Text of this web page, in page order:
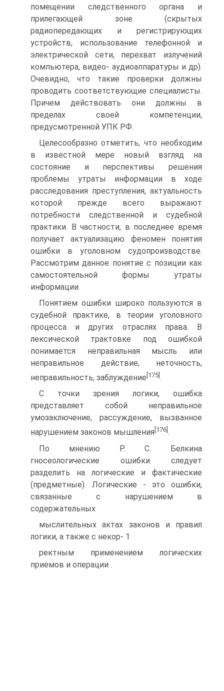
помещении следственного органа и
прилегающей зоне (скрытых
радиопередающих и регистрирующих
устройств, использование телефонной и
электрической сети, перехват излучений
компьютера, видео- аудиоаппаратуры и др).
Очевидно, что такие проверки должны
проводить соответствующие специалисты.
Причем действовать они должны в
пределах своей компетенции,
предусмотренной УПК РФ.
Целесообразно отметить, что необходим
в известной мере новый взгляд на
состояние и перспективы решения
проблемы утраты информации в ходе
расследования преступления, актуальность
которой прежде всего выражают
потребности следственной и судебной
практики. В частности, в последнее время
получает актуализацию феномен понятия
ошибки в уголовном судопроизводстве.
Рассмотрим данное понятие с позиции как
самостоятельной формы утраты
информации.
Понятием ошибки широко пользуются в
судебной практике, в теории уголовного
процесса и других отраслях права. В
лексической трактовке под ошибкой
понимается неправильная мысль или
неправильное действие, неточность,
неправильность, заблуждение [175] .
С точки зрения логики, ошибка
представляет собой неправильное
умозаключение, рассуждение, вызванное
нарушением законов мышления [176] .
По мнению Р. С. Белкина
гносеологические ошибки следует
разделить на логические и фактические
(предметные). Логические - это ошибки,
связанные с нарушением в
содержательных
мыслительных актах законов и правил
логики, а также с некор- 1
ректным применением логических
приемов и операции .